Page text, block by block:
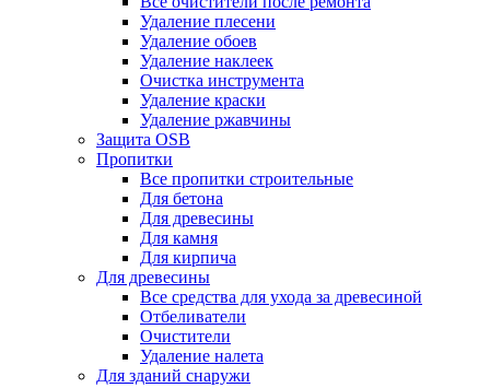
Удаление плесени
Удаление обоев
Удаление наклеек
Очистка инструмента
Удаление краски
Удаление ржавчины
Защита OSB
Пропитки
Все пропитки строительные
Для бетона
Для древесины
Для камня
Для кирпича
Для древесины
Все средства для ухода за древесиной
Отбеливатели
Очистители
Удаление налета
Для зданий снаружи